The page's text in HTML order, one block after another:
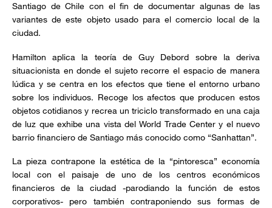
Santiago de Chile con el fin de documentar algunas de las
variantes de este objeto usado para el comercio local de la
ciudad.
Hamilton aplica la teoría de Guy Debord sobre la deriva
situacionista en donde el sujeto recorre el espacio de manera
lúdica y se centra en los efectos que tiene el entorno urbano
sobre los individuos. Recoge los afectos que producen estos
objetos cotidianos y recrea un triciclo transformado en una caja
de luz que exhibe una vista del World Trade Center y el nuevo
barrio financiero de Santiago más conocido como “Sanhattan”.
La pieza contrapone la estética de la “pintoresca” economía
local con el paisaje de uno de los centros económicos
financieros de la ciudad -parodiando la función de estos
corporativos- pero también contraponiendo sus formas de